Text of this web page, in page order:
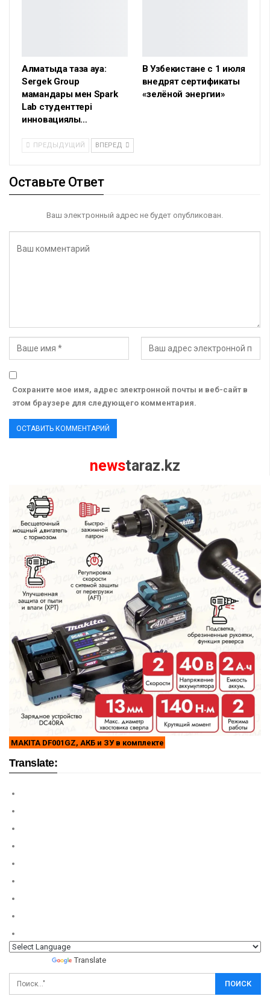
Алматыда таза ауа:
Sergek Group
мамандары мен Spark
Lab студенттері
инновациялық…
В Узбекистане с 1 июля
внедрят сертификаты
«зелёной энергии»
ПРЕДЫДУЩИЙ ВПЕРЕД
Оставьте Ответ
Ваш электронный адрес не будет опубликован.
Сохраните мое имя, адрес электронной почты и веб-сайт в
этом браузере для следующего комментария.
newstaraz.kz
MAKITA DF001GZ, АКБ и ЗУ в комплекте
Translate:
Translate